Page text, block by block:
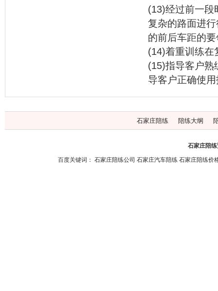
(13)经过前一段
复杂的路面进
的前后车距的
(14)着重训练在
(15)指导客户熟
导客户正确使
石家庄陪练 陪练大纲
石家庄陪
百度关键词： 石家庄陪练公司 石家庄汽车陪练 石家庄陪练价